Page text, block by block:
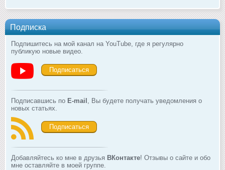
Подписка
Подпишитесь на мой канал на YouTube, где я регулярно
публикую новые видео.
Подписаться
Подписавшись по E-mail , Вы будете получать уведомления о
новых статьях.
Подписаться
Добавляйтесь ко мне в друзья ВКонтакте! Отзывы о сайте и обо
мне оставляйте в моей группе.